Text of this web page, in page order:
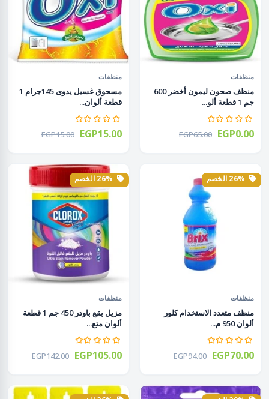
منظفات
منظف صحون ليمون أخضر 600
جم 1 قطعة ألو...
EGP65.00 EGP0.00
منظفات
مسحوق غسيل يدوى 145جرام 1
قطعة ألوان...
EGP15.00 EGP15.00
منظفات
منظف متعدد الاستخدام كلور
ألوان 950 م...
EGP94.00 EGP70.00
منظفات
مزيل بقع باودر 450 جم 1 قطعة
ألوان متع...
EGP142.00 EGP105.00